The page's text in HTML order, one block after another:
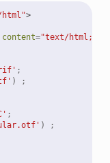
html">
content="text/html;
;
)
;
;
)
;